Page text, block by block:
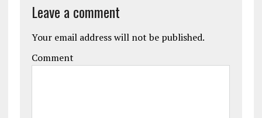
Leave a comment
Your email address will not be published.
Comment